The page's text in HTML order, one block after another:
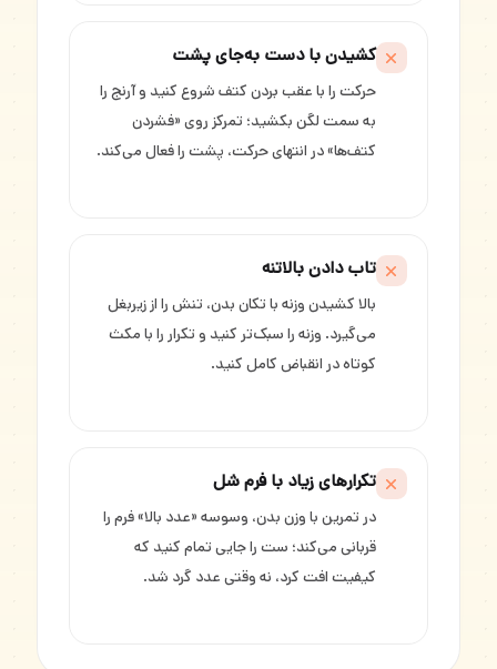
کشیدن با دست به‌جای پشت
حرکت را با عقب بردن کتف شروع کنید و آرنج را
به سمت لگن بکشید؛ تمرکز روی «فشردن
کتف‌ها» در انتهای حرکت، پشت را فعال می‌کند.
تاب دادن بالاتنه
بالا کشیدن وزنه با تکان بدن، تنش را از زیربغل
می‌گیرد. وزنه را سبک‌تر کنید و تکرار را با مکث
کوتاه در انقباض کامل کنید.
تکرارهای زیاد با فرم شل
در تمرین با وزن بدن، وسوسه «عدد بالا» فرم را
قربانی می‌کند؛ ست را جایی تمام کنید که
کیفیت افت کرد، نه وقتی عدد گرد شد.